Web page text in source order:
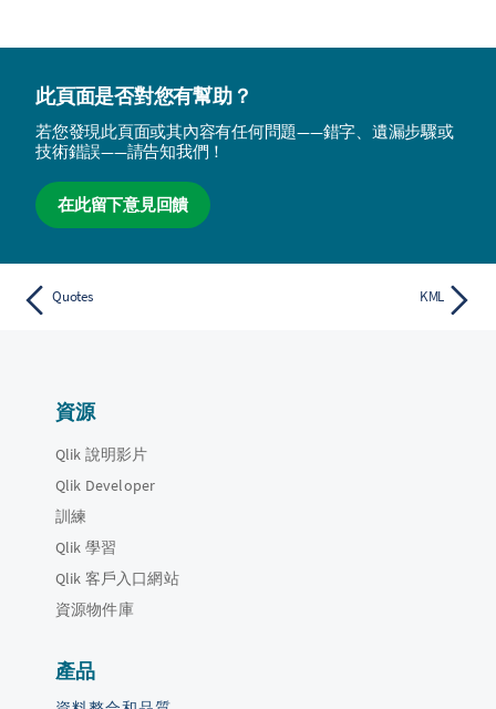
此頁面是否對您有幫助？
若您發現此頁面或其內容有任何問題——錯字、遺漏步驟或
技術錯誤——請告知我們！
在此留下意見回饋
Quotes KML
資源
Qlik 說明影片
Qlik Developer
訓練
Qlik 學習
Qlik 客戶入口網站
資源物件庫
產品